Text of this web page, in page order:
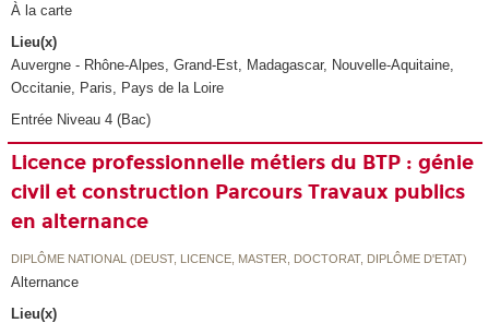
À la carte
Lieu(x)
Auvergne - Rhône-Alpes, Grand-Est, Madagascar, Nouvelle-Aquitaine,
Occitanie, Paris, Pays de la Loire
Entrée Niveau 4 (Bac)
Licence professionnelle métiers du BTP : génie
civil et construction Parcours Travaux publics
en alternance
DIPLÔME NATIONAL (DEUST, LICENCE, MASTER, DOCTORAT, DIPLÔME D'ETAT)
Alternance
Lieu(x)